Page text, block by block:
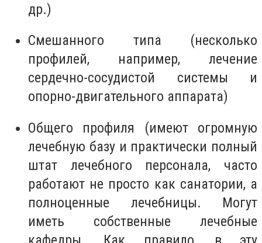
др.)
Смешанного типа (несколько
профилей, например, лечение
сердечно-сосудистой системы и
опорно-двигательного аппарата)
Общего профиля (имеют огромную
лечебную базу и практически полный
штат лечебного персонала, часто
работают не просто как санатории, а
полноценные лечебницы. Могут
иметь собственные лечебные